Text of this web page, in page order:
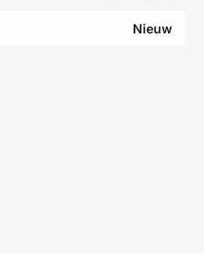
Nieuw